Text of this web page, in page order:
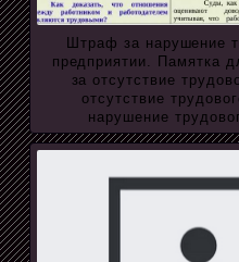
Штраф за нарушение
предприятии. Памятка
за отсутствие
отсутствие
нарушение